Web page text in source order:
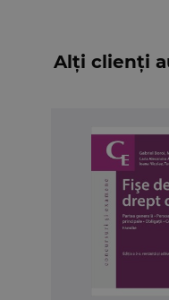
Alți clienți